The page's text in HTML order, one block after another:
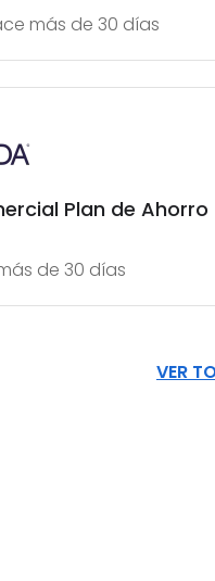
más de 30 días
Plan de Ahorro
de 30 días
VER